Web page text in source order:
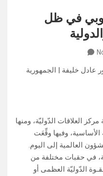
في ظل
عادل خليفة | الجمهورية
العلاقات الدّوليّة، ومنها
وفيها وقِّعَت
العالمية إلى اليوم.
في حقبات مختلفة من
الدّوليّة العظمى أو